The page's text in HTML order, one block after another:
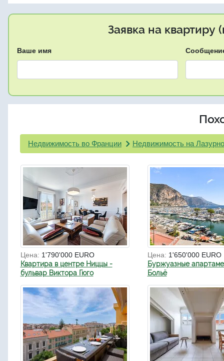
Заявка на квартиру
Ваше имя
Недвижимость во Франции Недвижимость на
Цена: 1'790'000 EURO
Квартира в центре Ниццы -
бульвар Виктора Гюго
Цена: 1'650'000 EURO
Буржуазные
Больё